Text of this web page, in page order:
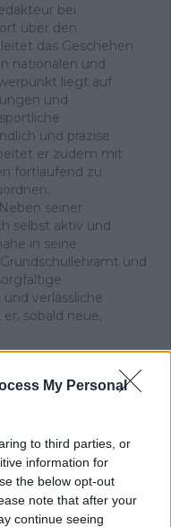
My Personal
to third parties, or
information for
the below opt-out
note that after your
continue seeing
bei
über den
das Geschehen
nationalen und
liegt auf
und
und präzise
er zudem mit
fortlaufend zu
seiner
selbst aktiv und
in seine
und
verlässliche
sobald neue,